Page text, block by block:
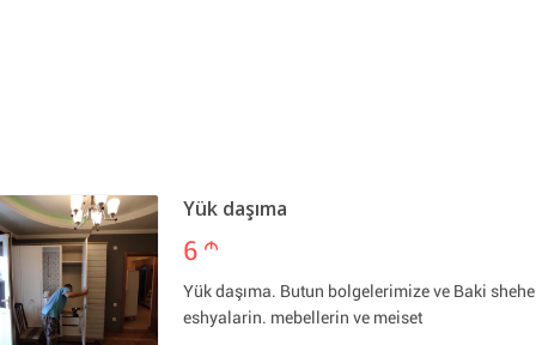
Yük daşıma
6 m
Yük daşıma. Butun bolgelerimize ve Baki
eshyalarin. mebellerin ve meiset